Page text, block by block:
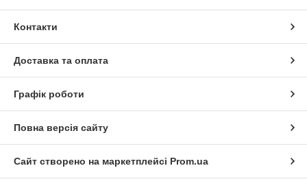
Контакти
Доставка та оплата
Графік роботи
Повна версія сайту
Сайт створено на маркетплейсі Prom.ua